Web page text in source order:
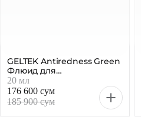
GELTEK Antiredness Green
Флюид для
чувствительной кожи, 20
мл
20 мл
176 600 сум
185 900 сум